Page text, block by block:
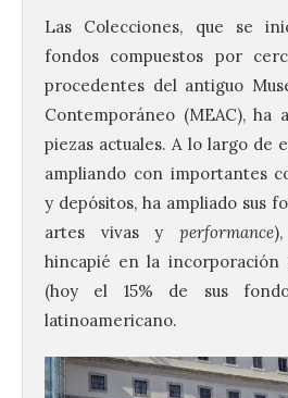
Las Colecciones, que se
fondos compuestos por
procedentes del antiguo
Contemporáneo (MEAC), ha
piezas actuales. A lo largo de
ampliando con importantes
y depósitos, ha ampliado sus
artes vivas y performance
hincapié en la incorporación
(hoy el 15% de sus
latinoamericano.